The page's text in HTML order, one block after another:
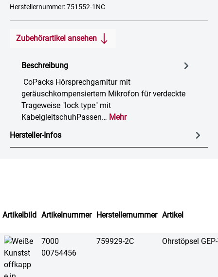
Herstellernummer: 751552-1NC
Zubehörartikel ansehen
Beschreibung
CoPacks Hörsprechgarnitur mit
geräuschkompensiertem Mikrofon für verdeckte
Trageweise "lock type" mit
KabelgleitschuhPassen… Mehr
Hersteller-Infos
Artikelbild Artikelnummer Herstellernummer Artikel
7000
00754456
759929-2C Ohrstöpsel